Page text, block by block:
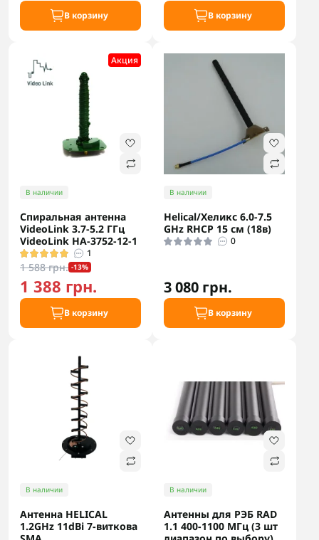
В корзину В корзину
Акция
В наличии
Спиральная антенна
VideoLink 3.7-5.2 ГГц
VideoLink HA-3752-12-1
1
1 588 грн. -13%
1 388 грн.
В корзину
В наличии
Helical/Хеликс 6.0-7.5
GHz RHCP 15 см (18в)
0
3 080 грн.
В корзину
В наличии
Антенна HELICAL
1.2GHz 11dBi 7-виткова
В наличии
Антенны для РЭБ RAD
1.1 400-1100 МГц (3 шт